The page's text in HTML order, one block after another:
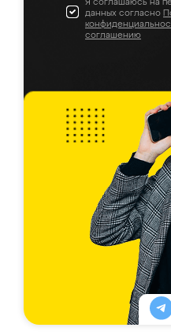
Я соглашаюсь на
данных согласно
соглашению